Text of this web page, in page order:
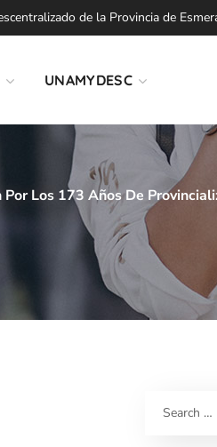
de la Provincia de
UNAMYDESC
Los 173 Años De